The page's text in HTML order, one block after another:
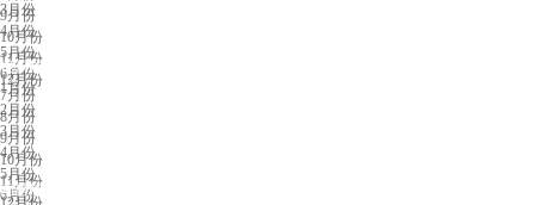
9月份
10月份
11月份
12月份
3月份
4月份
5月份
6月份
7月份
8月份
9月份
10月份
11月份
银川展会排期
1月份
2月份
3月份
4月份
5月份
6月份
南昌展会排期